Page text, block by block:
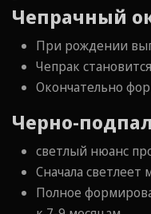
Чепрачный
При рождении
Чепрак
Окончательно
Черно-
светлый нюанс
Сначала светлеет
Полное